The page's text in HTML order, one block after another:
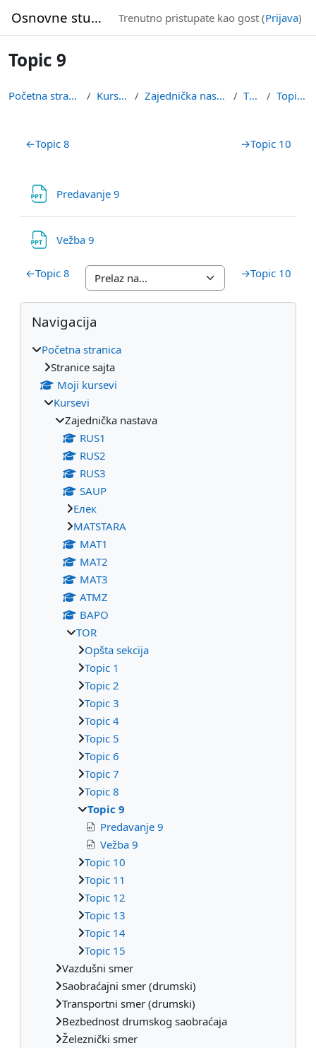
Osnovne studije Trenutno pristupate kao gost (Prijava)
Topic 9
Početna stranica Kursevi Zajednička nastava TOR Topic 9
Pregled sekcija
←Topic 8 →Topic 10
Predavanje 9
Vežba 9
←Topic 8 →Topic 10
Blokovi
Preskoči Navigacija
Navigacija
Početna stranica
Stranice sajta
Moji kursevi
Kursevi
Zajednička nastava
RUS1
RUS2
RUS3
SAUP
Eлек
МАТSTARA
МАТ1
МАТ2
МАТ3
ATMZ
BAPO
TOR
Opšta sekcija
Topic 1
Topic 2
Topic 3
Topic 4
Topic 5
Topic 6
Topic 7
Topic 8
Topic 9
Predavanje 9
Vežba 9
Topic 10
Topic 11
Topic 12
Topic 13
Topic 14
Topic 15
Vazdušni smer
Saobraćajni smer (drumski)
Transportni smer (drumski)
Bezbednost drumskog saobraćaja
Železnički smer